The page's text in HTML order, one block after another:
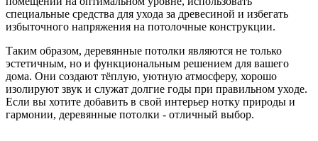
специальные средства для ухода за древесиной и избегать
избыточного напряжения на потолочные конструкции.
Таким образом, деревянные потолки являются не только
эстетичным, но и функциональным решением для вашего
дома. Они создают тёплую, уютную атмосферу, хорошо
изолируют звук и служат долгие годы при правильном уходе.
Если вы хотите добавить в свой интерьер нотку природы и
гармонии, деревянные потолки - отличный выбор.